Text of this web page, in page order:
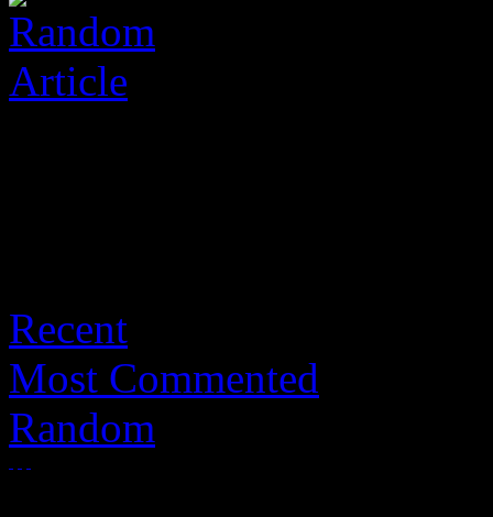
Recent
Most Commented
Random